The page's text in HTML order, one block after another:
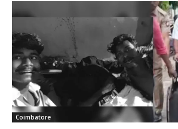
Coimbatore